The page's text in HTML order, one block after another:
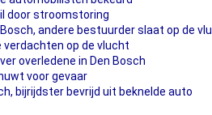
door stroomstoring
andere bestuurder slaat op de
op de vlucht
overledene in Den Bosch
voor gevaar
bijrijdster bevrijd uit beknelde auto